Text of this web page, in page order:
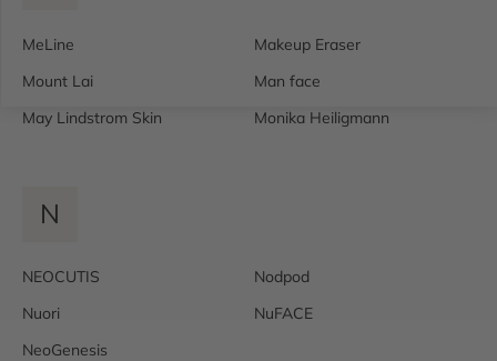
MeLine
Makeup Eraser
Mount Lai
Man face
May Lindstrom Skin
Monika Heiligmann
N
NEOCUTIS
Nodpod
Nuori
NuFACE
NeoGenesis